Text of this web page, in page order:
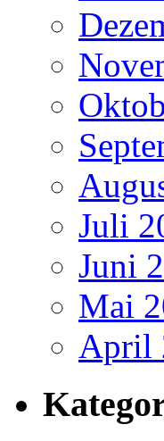
Juli
Juni
Mai
April